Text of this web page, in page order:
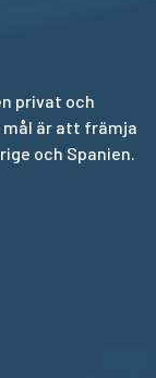
privat och
är att främja
och Spanien.